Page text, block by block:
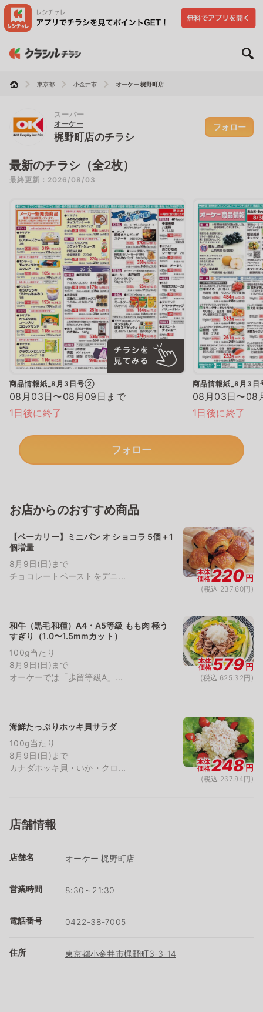
東京都 小金井市 オーケー 梶野町店
スーパー
オーケー
梶野町店のチラシ
フォロー
最新のチラシ（全2枚）
最終更新：2026/08/03
商品情報紙_8月3日号②
08月03日〜08月09日まで
1日後に終了
商品情報紙_8月3
08月03日〜08
1日後に終了
フォロー
お店からのおすすめ商品
【ベーカリー】ミニパン オ ショコラ 5個＋1
個増量
8月9日(日)まで
チョコレートペーストをデニ...
本体
価格220円
(税込 237.60円)
和牛（黒毛和種）A4・A5等級 もも肉 極う
すぎり（1.0〜1.5mmカット）
100g当たり
8月9日(日)まで
オーケーでは「歩留等級A」...
本体
価格579円
(税込 625.32円)
海鮮たっぷりホッキ貝サラダ
100g当たり
8月9日(日)まで
カナダホッキ貝・いか・クロ...
本体
価格248円
(税込 267.84円)
店舗情報
店舗名 オーケー 梶野町店
営業時間 8:30～21:30
電話番号 0422-38-7005
住所 東京都小金井市梶野町3-3-14